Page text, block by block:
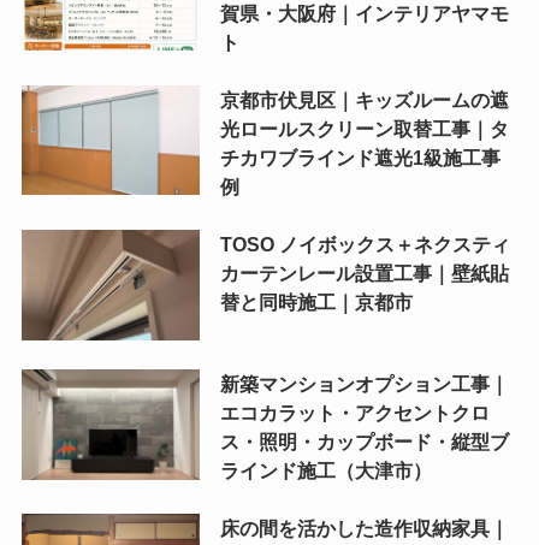
賀県・大阪府｜インテリアヤマモ
ト
京都市伏見区｜キッズルームの遮
光ロールスクリーン取替工事｜タ
チカワブラインド遮光1級施工事
例
TOSO ノイボックス＋ネクスティ
カーテンレール設置工事｜壁紙貼
替と同時施工｜京都市
新築マンションオプション工事｜
エコカラット・アクセントクロ
ス・照明・カップボード・縦型ブ
ラインド施工（大津市）
床の間を活かした造作収納家具｜